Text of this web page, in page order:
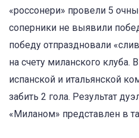
«россонери» провели 5
соперники не выявили
победу отпраздновали
на счету миланского клуба.
испанской и итальянской
забить 2 гола. Результат
«Миланом» представлен в